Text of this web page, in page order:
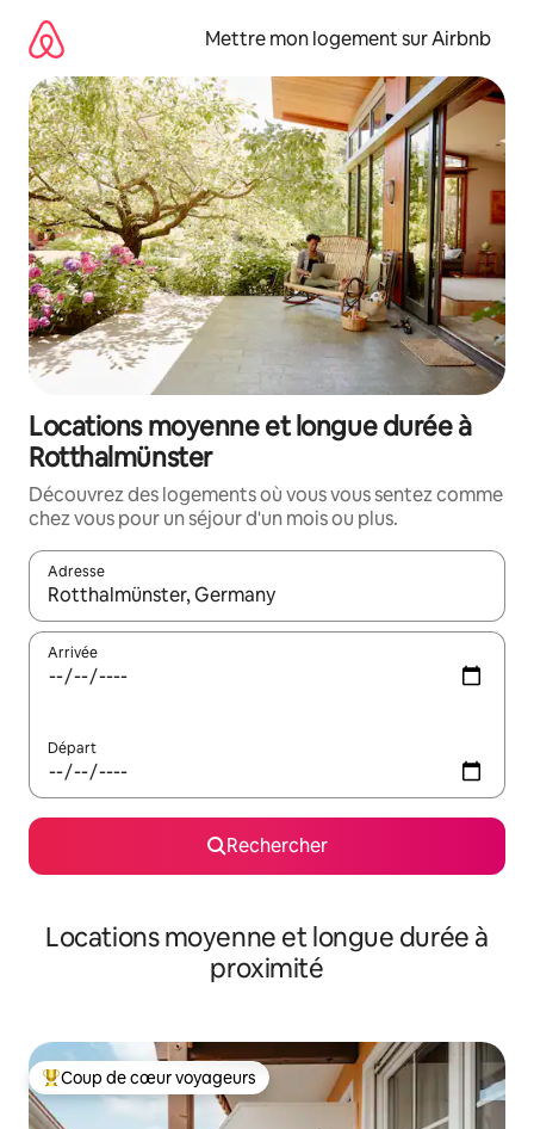
directement
contenu
Mettre mon logement sur Airbnb
Locations moyenne et longue durée à
Rotthalmünster
Découvrez des logements où vous vous sentez comme
chez vous pour un séjour d'un mois ou plus.
Adresse
Lorsque les résultats s'affichent, utilisez les flèches vers le
Arrivée
Départ
Rechercher
Locations moyenne et longue durée à
proximité
Coups de cœur voyageurs les plus appréciés
Coup de cœur voyageurs